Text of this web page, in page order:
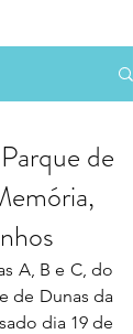
de
de Dunas da
dia 19 de